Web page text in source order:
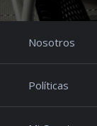
Nosotros
Políticas